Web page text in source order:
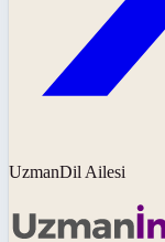
UzmanDil Ailesi